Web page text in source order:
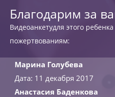
Благодарим за
Видеоанкетудля этого
пожертвованиям:
Марина Голубева
Дата: 11 декабря 2017
Анастасия Баденкова